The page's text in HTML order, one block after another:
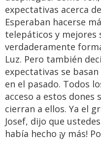
expectativas acerca
Esperaban hacerse
telepáticos y mejores
verdaderamente
Luz. Pero también
expectativas se
en el pasado. Todos
acceso a estos dones
cierran a ellos. Ya el
Josef, dijo que
había hecho ¡y más!